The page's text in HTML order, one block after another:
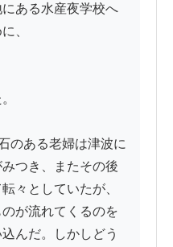
ある水産夜学校へ
、
のある老婦は津波に
つき、またその後
々としていたが、
が流れてくるのを
んだ。しかしどう